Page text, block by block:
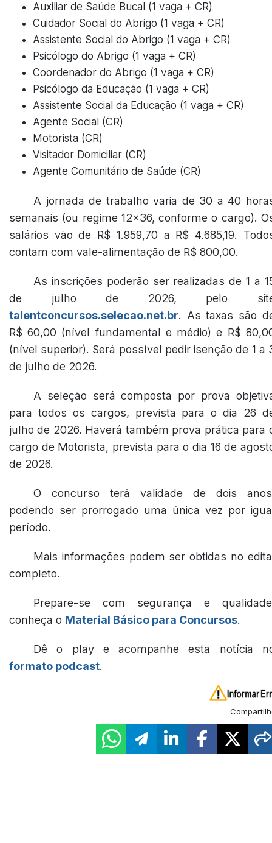
Auxiliar de Saúde Bucal (1 vaga + CR)
Cuidador Social do Abrigo (1 vaga + CR)
Assistente Social do Abrigo (1 vaga + CR)
Psicólogo do Abrigo (1 vaga + CR)
Coordenador do Abrigo (1 vaga + CR)
Psicólogo da Educação (1 vaga + CR)
Assistente Social da Educação (1 vaga + CR)
Agente Social (CR)
Motorista (CR)
Visitador Domiciliar (CR)
Agente Comunitário de Saúde (CR)
A jornada de trabalho varia de 30 a 40
semanais (ou regime 12x36, conforme o cargo).
salários vão de R$ 1.959,70 a R$ 4.685,19.
contam com vale-alimentação de R$ 800,00.
As inscrições poderão ser realizadas de 1 a
de julho de 2026, pelo
talentconcursos.selecao.net.br. As taxas são
R$ 60,00 (nível fundamental e médio) e R$
(nível superior). Será possível pedir isenção de 1 a
de julho de 2026.
A seleção será composta por prova
para todos os cargos, prevista para o dia 26
julho de 2026. Haverá também prova prática para
cargo de Motorista, prevista para o dia 16 de
de 2026.
O concurso terá validade de dois
podendo ser prorrogado uma única vez por
período.
Mais informações podem ser obtidas no
completo.
Prepare-se com segurança e
conheça o Material Básico para Concursos.
Dê o play e acompanhe esta notícia
formato podcast.